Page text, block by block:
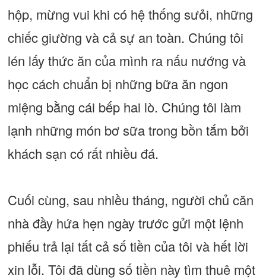
hộp, mừng vui khi có hệ thống sưỏi, những
chiếc giường và cả sự an toàn. Chúng tôi
lén lấy thức ăn của mình ra nấu nướng và
học cách chuẩn bị những bữa ăn ngon
miệng bằng cái bếp hai lò. Chúng tôi làm
lạnh những món bơ sữa trong bồn tắm bởi
khách sạn có rất nhiều đá.
Cuối cùng, sau nhiều tháng, người chủ căn
nhà đầy hứa hẹn ngày trước gửi một lệnh
phiếu trả lại tất cả số tiền của tôi và hết lời
xin lỗi. Tôi đã dùng số tiền này tìm thuê một